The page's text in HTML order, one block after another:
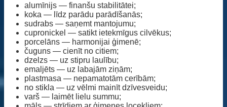
alumīnijs — finanšu stabilitātei;
koka — līdz parādu parādīšanās;
sudrabs — saņemt mantojumu;
cupronickel — satikt ietekmīgus cilvēkus;
porcelāns — harmonijai ģimenē;
čuguns — cienīt no citiem;
dzelzs — uz stipru laulību;
emaljēts — uz labajām ziņām;
plastmasa — nepamatotām cerībām;
no stikla — uz vēlmi mainīt dzīvesveidu;
varš — laimēt lielu summu;